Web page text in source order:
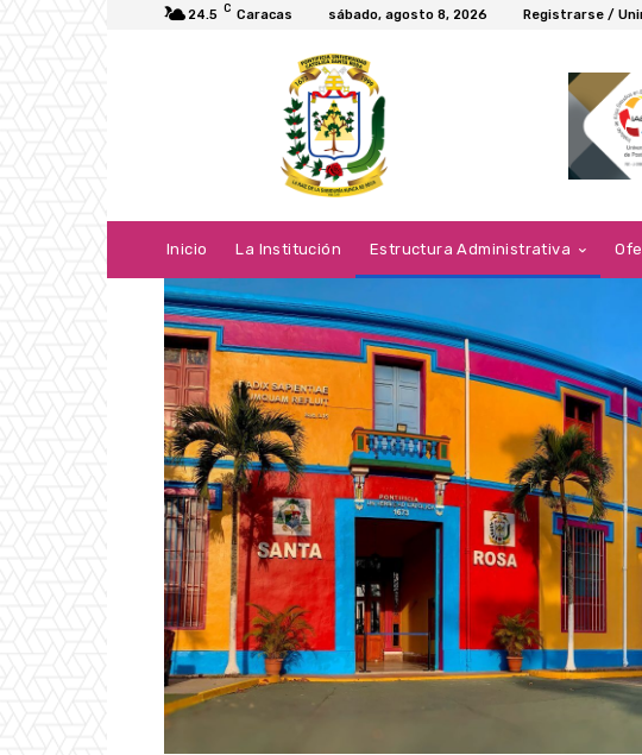
24.5 C Caracas sábado, agosto 8, 2026 Registrarse /
Inicio La Institución Estructura Administrativa